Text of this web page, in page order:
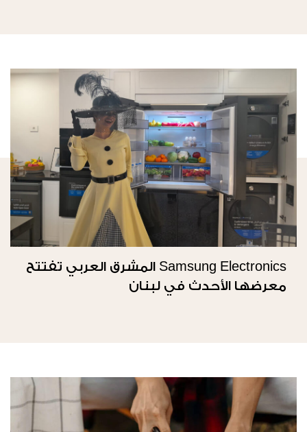
Samsung Electronics المشرق العربي تفتتح
معرضها الأحدث في لبنان